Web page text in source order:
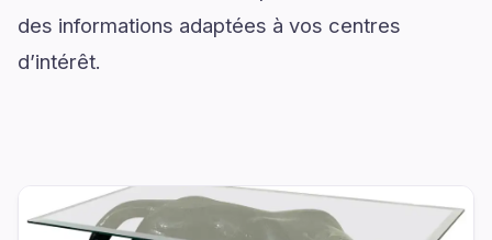
des informations adaptées à vos centres
d’intérêt.